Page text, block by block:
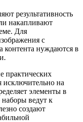
результативность
накапливают
Для
с
контента нуждаются в
практических
на
элементы в
ведут к
создают